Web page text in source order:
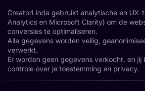
CreatorLinda gebruikt analytische en UX-
Analytics en Microsoft Clarity) om de
conversies te optimaliseren.
Alle gegevens worden veilig,
verwerkt.
Er worden geen gegevens verkocht, en jij
controle over je toestemming en privacy.